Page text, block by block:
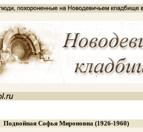
Подвойная Софья Мироновна (1926-1960)